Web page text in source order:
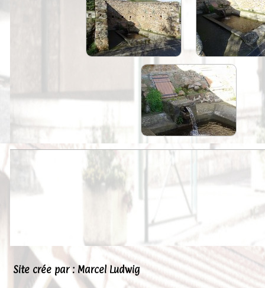
Cartes Postales-Anciennes et
Peintures
Site crée par : Marcel Ludwig